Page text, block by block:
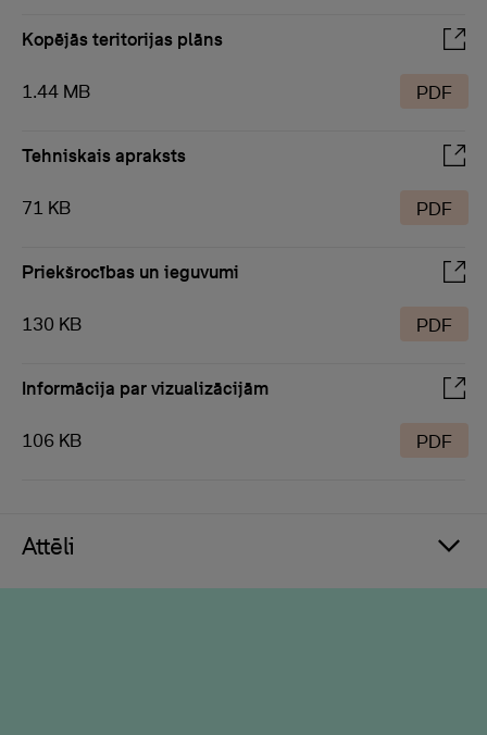
Kopējās teritorijas plāns
1.44 MB PDF
Tehniskais apraksts
71 KB PDF
Priekšrocības un ieguvumi
130 KB PDF
Informācija par vizualizācijām
106 KB PDF
Attēli